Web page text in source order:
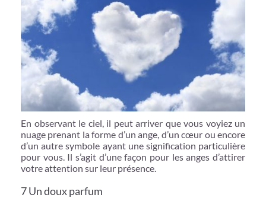
En observant le ciel, il peut arriver que vous voyiez un
nuage prenant la forme d’un ange, d’un cœur ou encore
d’un autre symbole ayant une signification particulière
pour vous. Il s’agit d’une façon pour les anges d’attirer
votre attention sur leur présence.
7 Un doux parfum